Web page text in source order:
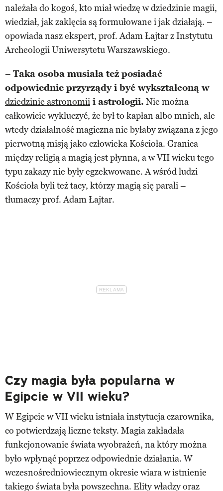
należała do kogoś, kto miał wiedzę w dziedzinie magii,
wiedział, jak zaklęcia są formułowane i jak działają. –
opowiada nasz ekspert, prof. Adam Łajtar z Instytutu
Archeologii Uniwersytetu Warszawskiego.
– Taka osoba musiała też posiadać
odpowiednie przyrządy i być wykształconą w
dziedzinie astronomii i astrologii. Nie można
całkowicie wykluczyć, że był to kapłan albo mnich, ale
wtedy działalność magiczna nie byłaby związana z jego
pierwotną misją jako człowieka Kościoła. Granica
między religią a magią jest płynna, a w VII wieku tego
typu zakazy nie były egzekwowane. A wśród ludzi
Kościoła byli też tacy, którzy magią się parali –
tłumaczy prof. Adam Łajtar.
Czy magia była popularna w
Egipcie w VII wieku?
W Egipcie w VII wieku istniała instytucja czarownika,
co potwierdzają liczne teksty. Magia zakładała
funkcjonowanie świata wyobrażeń, na który można
było wpłynąć poprzez odpowiednie działania. W
wczesnośredniowiecznym okresie wiara w istnienie
takiego świata była powszechna. Elity władzy oraz